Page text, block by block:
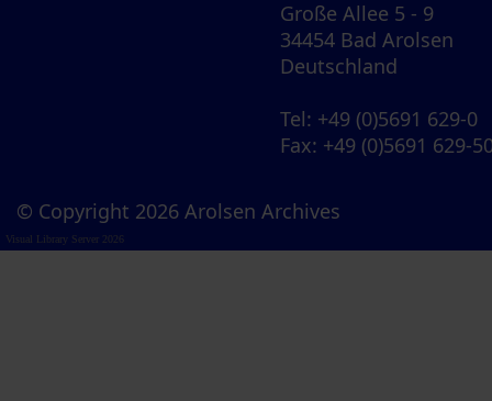
Große Allee 5 - 9
34454 Bad Arolsen
Deutschland
Tel: +49 (0)5691 629-0
Fax: +49 (0)5691 629-
© Copyright 2026 Arolsen Archives
Visual Library Server 2026